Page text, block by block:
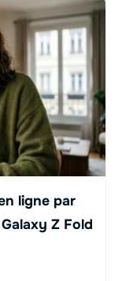
ligne par
Z Fold